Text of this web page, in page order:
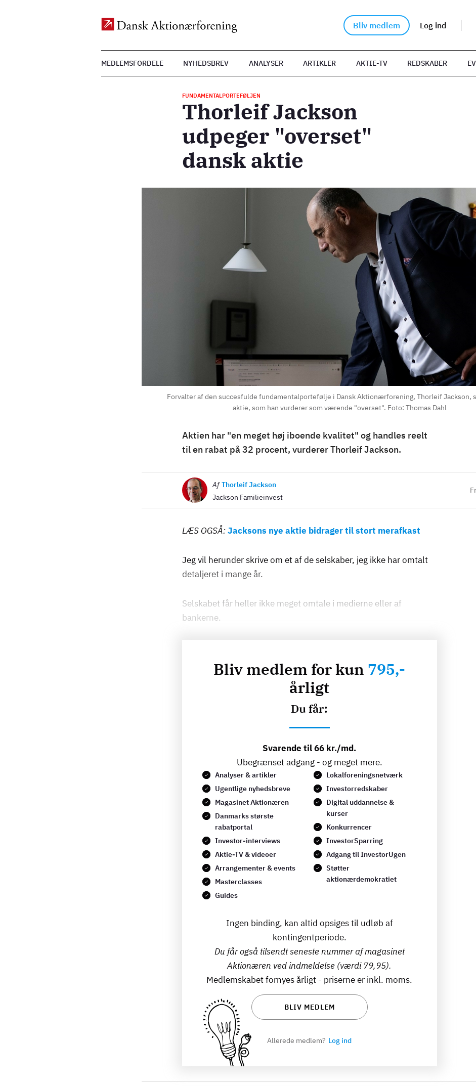
Bliv medlem Log ind
MEDLEMSFORDELE NYHEDSBREV ANALYSER ARTIKLER AKTIE-TV REDSKABER
FUNDAMENTALPORTEFØLJEN
Thorleif Jackson
udpeger "overset"
dansk aktie
Forvalter af den succesfulde fundamentalportefølje i Dansk Aktionærforening, Thorleif Jackson,
aktie, som han vurderer som værende "overset". Foto: Thomas Dahl
Aktien har "en meget høj iboende kvalitet" og handles reelt
til en rabat på 32 procent, vurderer Thorleif Jackson.
Billede Af Thorleif Jackson
Jackson Familieinvest
LÆS OGSÅ:Jacksons nye aktie bidrager til stort merafkast
Jeg vil herunder skrive om et af de selskaber, jeg ikke har omtalt
detaljeret i mange år.
Selskabet får heller ikke meget omtale i medierne eller af
bankerne.
Bliv medlem for kun 795,-
årligt
Du får:
Svarende til 66 kr./md.
Ubegrænset adgang - og meget mere.
Analyser & artikler
Ugentlige nyhedsbreve
Magasinet Aktionæren
Danmarks største
rabatportal
Investor-interviews
Aktie-TV & videoer
Arrangementer & events
Masterclasses
Guides
Lokalforeningsnetværk
Investorredskaber
Digital uddannelse &
kurser
Konkurrencer
InvestorSparring
Adgang til InvestorUgen
Støtter
aktionærdemokratiet
Ingen binding, kan altid opsiges til udløb af
kontingentperiode.
Du får også tilsendt seneste nummer af magasinet
Aktionæren ved indmeldelse (værdi 79,95).
Medlemskabet fornyes årligt - priserne er inkl. moms.
BLIV MEDLEM
Allerede medlem? Log ind